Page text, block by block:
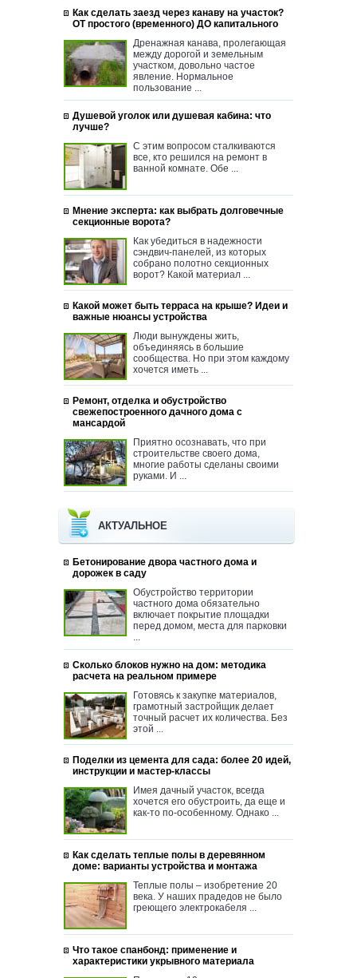
Как сделать заезд через канаву на участок?
ОТ простого (временного) ДО капитального
Дренажная канава, пролегающая
между дорогой и земельным
участком, довольно частое
явление. Нормальное
пользование ...
Душевой уголок или душевая кабина: что
лучше?
С этим вопросом сталкиваются
все, кто решился на ремонт в
ванной комнате. Обе ...
Мнение эксперта: как выбрать долговечные
секционные ворота?
Как убедиться в надежности
сэндвич-панелей, из которых
собрано полотно секционных
ворот? Какой материал ...
Какой может быть терраса на крыше? Идеи и
важные нюансы устройства
Люди вынуждены жить,
объединяясь в большие
сообщества. Но при этом каждому
хочется иметь ...
Ремонт, отделка и обустройство
свежепостроенного дачного дома с
мансардой
Приятно осознавать, что при
строительстве своего дома,
многие работы сделаны своими
руками. И ...
АКТУАЛЬНОЕ
Бетонирование двора частного дома и
дорожек в саду
Обустройство территории
частного дома обязательно
включает покрытие площадки
перед домом, места для парковки
Сколько блоков нужно на дом: методика
расчета на реальном примере
Готовясь к закупке материалов,
грамотный застройщик делает
точный расчет их количества. Без
этой ...
Поделки из цемента для сада: более 20 идей,
инструкции и мастер-классы
Имея дачный участок, всегда
хочется его обустроить, да еще и
как-то по-особенному. Однако ...
Как сделать теплые полы в деревянном
доме: варианты устройства и монтажа
Теплые полы – изобретение 20
века. У наших прадедов не было
греющего электрокабеля ...
Что такое спанбонд: применение и
характеристики укрывного материала